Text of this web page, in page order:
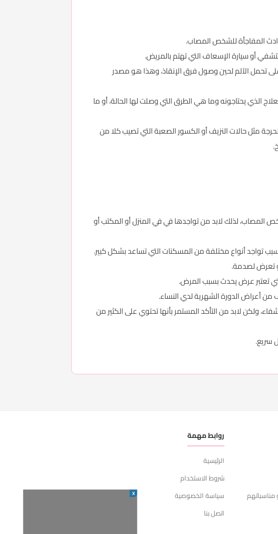
المفاجأة للشخص المصاب.
أو سيارة الإسعاف التي تهتم بالمريض.
تحمل الآلم لحين وصول فرق الإنقاذ، وهذا هو مصدر
الذي يحتاجونه وما هي الطرق التي وصلت لها الحالة، أو ما
مثل حالات النزيف أو الكسور الصعبة التي تصيب كلا من
المصاب، لذلك لابد من تواجدها في في المنزل أو المكتب أو
تواجد أنواع مختلفة من المسكنات التي تساعد بشكل كبير.
تعرض لصدمة.
تعتبر عرض يحدث بسبب المرض.
أعراض الدورة الشهرية لدي النساء.
ولكن لابد من التأكد المستمر بأنها تحتوي على الكثير من
سريع.
مناسباتهم
روابط مهمة
الرئيسية
شروط الاستخدام
سياسة الخصوصية
اتصل بنا
X